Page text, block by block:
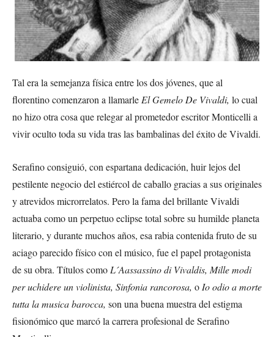
Tal era la semejanza física entre los dos jóvenes, que al
florentino comenzaron a llamarle El Gemelo De Vivaldi, lo cual
no hizo otra cosa que relegar al prometedor escritor Monticelli a
vivir oculto toda su vida tras las bambalinas del éxito de Vivaldi.
Serafino consiguió, con espartana dedicación, huir lejos del
pestilente negocio del estiércol de caballo gracias a sus originales
y atrevidos microrrelatos. Pero la fama del brillante Vivaldi
actuaba como un perpetuo eclipse total sobre su humilde planeta
literario, y durante muchos años, esa rabia contenida fruto de su
aciago parecido físico con el músico, fue el papel protagonista
de su obra. Títulos como L´Aassassino di Vivaldis, Mille modi
per uchidere un violinista, Sinfonia rancorosa, o Io odio a morte
tutta la musica barocca, son una buena muestra del estigma
fisionómico que marcó la carrera profesional de Serafino